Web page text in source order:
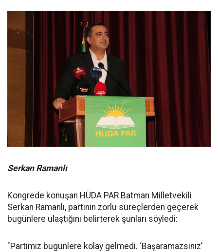
Serkan Ramanlı
Kongrede konuşan HÜDA PAR Batman Milletvekili
Serkan Ramanlı, partinin zorlu süreçlerden geçerek
bugünlere ulaştığını belirterek şunları söyledi:
"Partimiz bugünlere kolay gelmedi. ‘Başaramazsınız’